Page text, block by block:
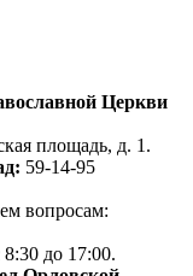
Церкви
площадь, д. 1.
59-14-95
вопросам:
до 17:00.